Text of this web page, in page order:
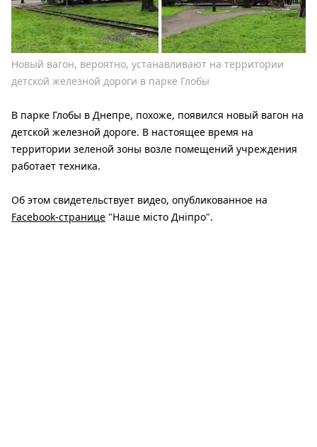
Новый вагон, вероятно, устанавливают на территории
детской железной дороги в парке Глобы
В парке Глобы в Днепре, похоже, появился новый вагон на
детской железной дороге. В настоящее время на
территории зеленой зоны возле помещений учреждения
работает техника.
Об этом свидетельствует видео, опубликованное на
Facebook-странице "Наше місто Дніпро".